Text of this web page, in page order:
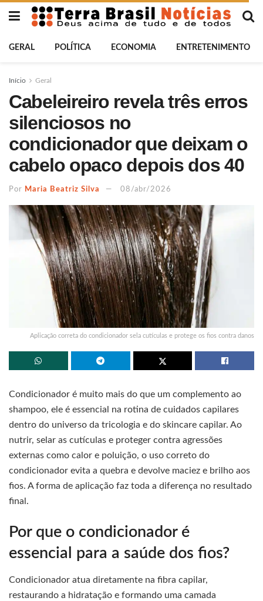
GERAL POLÍTICA ECONOMIA ENTRETENIMENTO
Início Geral
Cabeleireiro revela três erros
silenciosos no
condicionador que deixam o
cabelo opaco depois dos 40
Por Maria Beatriz Silva 08/abr/2026
Aplicação correta do condicionador sela cutículas e protege os fios contra danos
Condicionador é muito mais do que um complemento ao
shampoo, ele é essencial na rotina de cuidados capilares
dentro do universo da tricologia e do skincare capilar. Ao
nutrir, selar as cutículas e proteger contra agressões
externas como calor e poluição, o uso correto do
condicionador evita a quebra e devolve maciez e brilho aos
fios. A forma de aplicação faz toda a diferença no resultado
final.
Por que o condicionador é
essencial para a saúde dos fios?
Condicionador atua diretamente na fibra capilar,
restaurando a hidratação e formando uma camada